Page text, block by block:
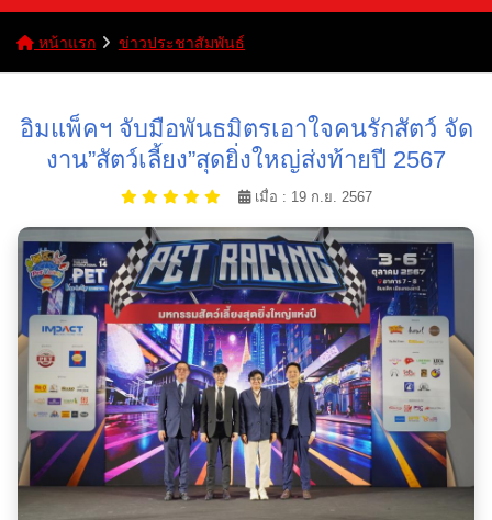
หน้าแรก ข่าวประชาสัมพันธ์
อิมแพ็คฯ จับมือพันธมิตรเอาใจคนรักสัตว์ จัด
งาน”สัตว์เลี้ยง”สุดยิ่งใหญ่ส่งท้ายปี 2567
เมื่อ : 19 ก.ย. 2567